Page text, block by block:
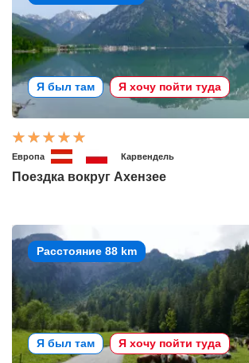
Я был там Я хочу пойти туда
Европа Карвендель
Поездка вокруг Ахензее
Расстояние 88 km
Я был там Я хочу пойти туда